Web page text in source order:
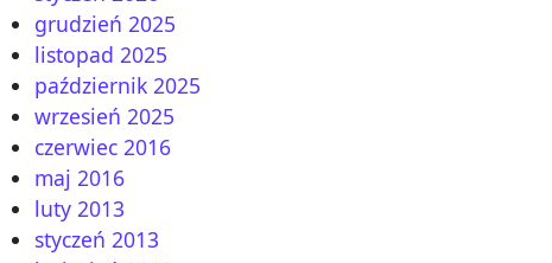
– Psychologia i technologia w służbie prawdy
grudzień 2025
listopad 2025
październik 2025
wrzesień 2025
czerwiec 2016
maj 2016
luty 2013
styczeń 2013